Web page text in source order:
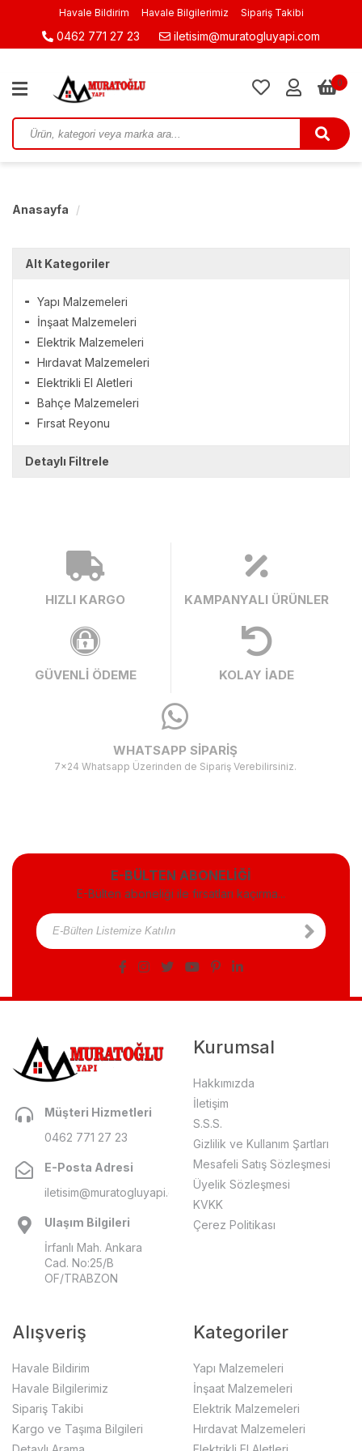
Havale Bildirim Havale Bilgilerimiz Sipariş Takibi
0462 771 27 23 iletisim@muratogluyapi.com
0
Anasayfa
Alt Kategoriler
Yapı Malzemeleri
İnşaat Malzemeleri
Elektrik Malzemeleri
Hırdavat Malzemeleri
Elektrikli El Aletleri
Bahçe Malzemeleri
Fırsat Reyonu
Detaylı Filtrele
HIZLI KARGO KAMPANYALI ÜRÜNLER
GÜVENLİ ÖDEME KOLAY İADE
WHATSAPP SİPARİŞ
7x24 Whatsapp Üzerinden de Sipariş Verebilirsiniz.
E-BÜLTEN ABONELİĞİ
E-Bülten aboneliği ile fırsatları kaçırma...
Müşteri Hizmetleri
0462 771 27 23
E-Posta Adresi
iletisim@muratogluyapi.com
Ulaşım Bilgileri
İrfanlı Mah. Ankara
Cad. No:25/B
OF/TRABZON
Kurumsal
Hakkımızda
İletişim
S.S.S.
Gizlilik ve Kullanım Şartları
Mesafeli Satış Sözleşmesi
Üyelik Sözleşmesi
KVKK
Çerez Politikası
Alışveriş
Havale Bildirim
Havale Bilgilerimiz
Sipariş Takibi
Kargo ve Taşıma Bilgileri
Kategoriler
Yapı Malzemeleri
İnşaat Malzemeleri
Elektrik Malzemeleri
Hırdavat Malzemeleri